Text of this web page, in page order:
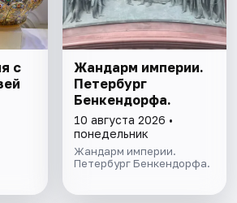
с
Жандарм империи.
Петербург
Бенкендорфа.
10 августа 2026 •
понедельник
Жандарм империи.
Петербург Бенкендорфа.